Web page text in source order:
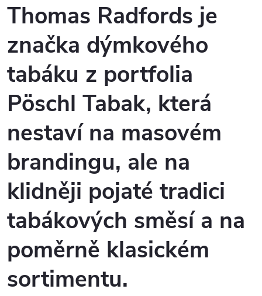
Thomas Radfords je
značka dýmkového
tabáku z portfolia
Pöschl Tabak, která
nestaví na masovém
brandingu, ale na
klidněji pojaté tradici
tabákových směsí a na
poměrně klasickém
sortimentu.